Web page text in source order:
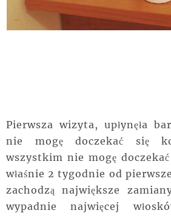
Pierwsza wizyta, upłynęła
nie mogę doczekać się
wszystkim nie mogę
właśnie 2 tygodnie od
zachodzą największe
wypadnie najwięcej